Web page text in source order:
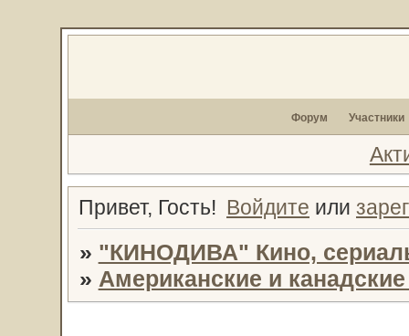
Форум Участники
Привет, Гость! Войдите или
» "КИНОДИВА" Кино,
» Американские и